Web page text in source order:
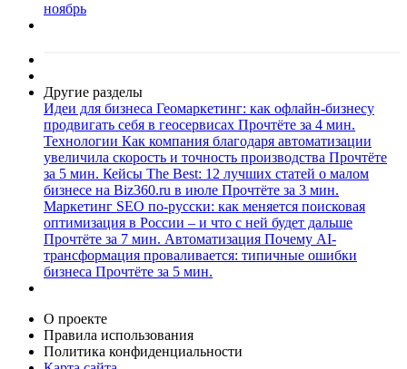
ноябрь
Другие разделы
Идеи для бизнеса Геомаркетинг: как офлайн-бизнесу
продвигать себя в геосервисах Прочтёте за 4 мин.
Технологии Как компания благодаря автоматизации
увеличила скорость и точность производства Прочтёте
за 5 мин. Кейсы The Best: 12 лучших статей о малом
бизнесе на Biz360.ru в июле Прочтёте за 3 мин.
Маркетинг SEO по-русски: как меняется поисковая
оптимизация в России – и что с ней будет дальше
Прочтёте за 7 мин. Автоматизация Почему AI-
трансформация проваливается: типичные ошибки
бизнеса Прочтёте за 5 мин.
О проекте
Правила использования
Политика конфиденциальности